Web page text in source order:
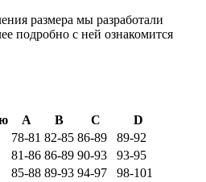
размера мы разработали
подробно с ней ознакомится
A B C
D
78-81 82-85 86-89
89-92
81-86 86-89 90-93
93-95
85-88 89-93 94-97
98-101